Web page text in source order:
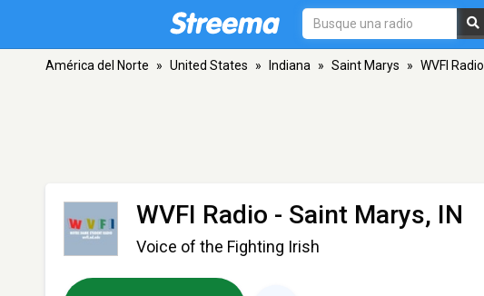
América del Norte » United States » Indiana » Saint Marys » WVFI Radio
WVFI Radio - Saint Marys, IN
Voice of the Fighting Irish